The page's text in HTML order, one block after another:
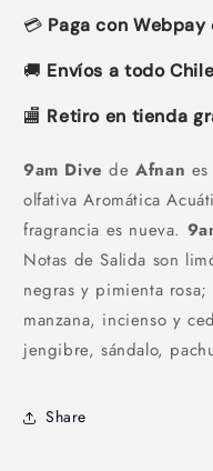
💳 Paga con Webpay
🚚 Envíos a todo Chile
🏬 Retiro en tienda
9am Dive deAfnan
olfativa Aromática
fragrancia es nueva.
Notas de Salida son
negras y pimienta
manzana, incienso y
jengibre, sándalo,
Share